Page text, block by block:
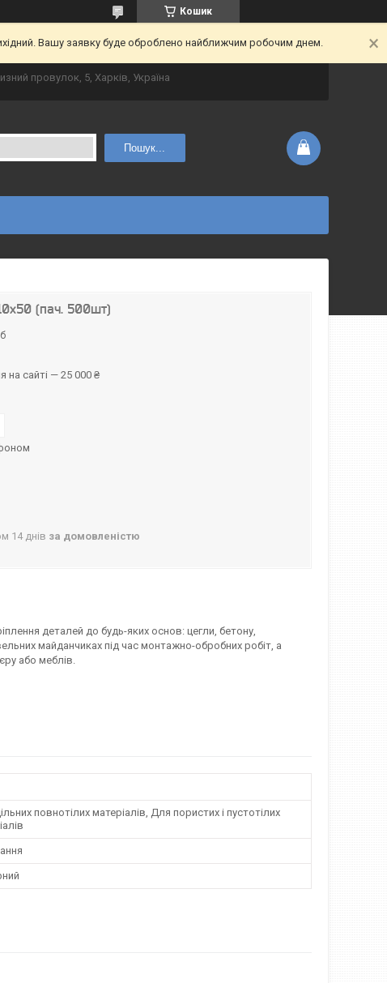
Кошик
Вашу заявку буде оброблено найближчим робочим днем.
провулок, 5, Харків, Україна
Пошук...
(пач. 500шт)
на сайті — 25 000 ₴
14 днів за домовленістю
деталей до будь-яких основ: цегли, бетону,
майданчиках під час монтажно-обробних робіт, а
або меблів.
повнотілих матеріалів, Для пористих і пустотілих